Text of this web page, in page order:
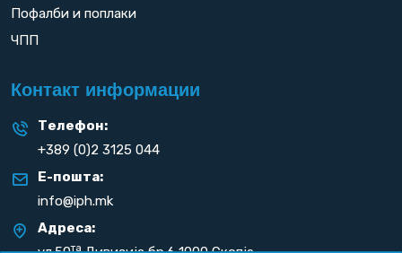
Пофалби и поплаки
ЧПП
Контакт информации
Телефон:
+389 (0)2 3125 044
Е-пошта:
info@iph.mk
Адреса:
та